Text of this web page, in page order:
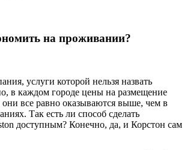
на проживании?
услуги которой нельзя назвать
в каждом городе цены на размещение
все равно оказываются выше, чем в
Так есть ли способ сделать
доступным? Конечно, да, и Корстон сам